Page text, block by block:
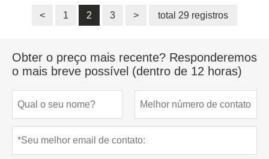
< 1 2 3 > total 29 registros
Obter o preço mais recente? Responderemos
o mais breve possível (dentro de 12 horas)